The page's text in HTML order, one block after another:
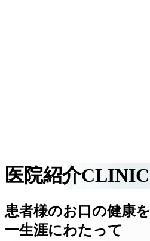
医院紹介CLINIC
患者様のお口の健康を
一生涯にわたって